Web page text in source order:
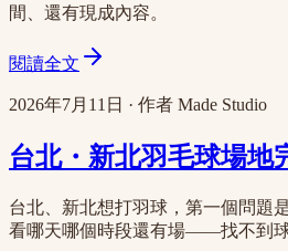
間、還有現成內容。
閱讀全文
2026年7月11日 · 作者 Made Studio
台北・新北羽毛球場地
台北、新北想打羽球，第一個問題
看哪天哪個時段還有場——找不到球